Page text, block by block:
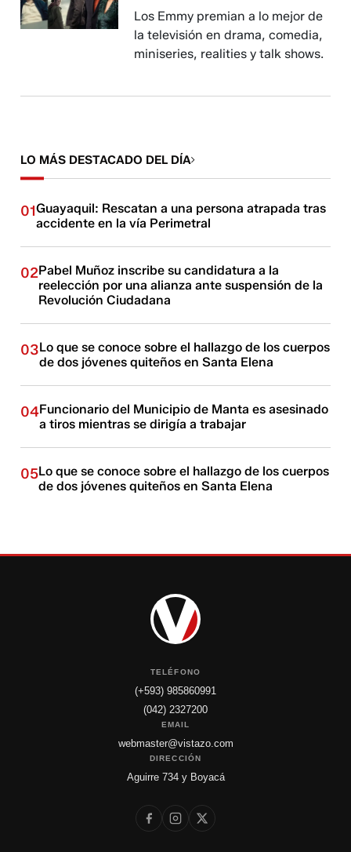
Los Emmy premian a lo mejor de
la televisión en drama, comedia,
miniseries, realities y talk shows.
LO MÁS DESTACADO DEL DÍA
01Guayaquil: Rescatan a una persona atrapada tras
accidente en la vía Perimetral
02Pabel Muñoz inscribe su candidatura a la
reelección por una alianza ante suspensión de la
Revolución Ciudadana
03Lo que se conoce sobre el hallazgo de los cuerpos
de dos jóvenes quiteños en Santa Elena
04Funcionario del Municipio de Manta es asesinado
a tiros mientras se dirigía a trabajar
05Lo que se conoce sobre el hallazgo de los cuerpos
de dos jóvenes quiteños en Santa Elena
TELÉFONO
(+593) 985860991
(042) 2327200
EMAIL
webmaster@vistazo.com
DIRECCIÓN
Aguirre 734 y Boyacá